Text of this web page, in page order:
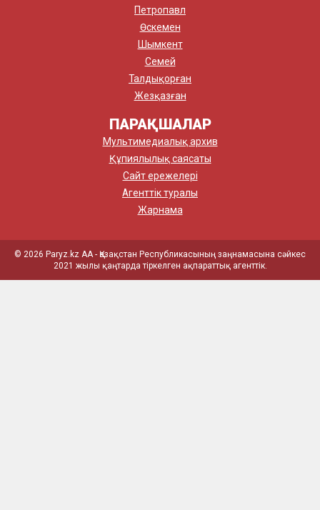
Петропавл
Өскемен
Шымкент
Семей
Талдықорған
Жезқазған
ПАРАҚШАЛАР
Мультимедиалық архив
Құпиялылық саясаты
Сайт ережелері
Агенттік туралы
Жарнама
© 2026 Paryz.kz АА - Қазақстан Республикасының заңнамасына сәйкес
2021 жылы қаңтарда тіркелген ақпараттық агенттік.